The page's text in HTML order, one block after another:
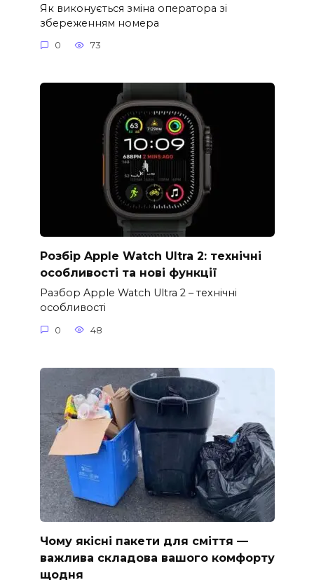
Як виконується зміна оператора зі
збереженням номера
0 73
Розбір Apple Watch Ultra 2: технічні
особливості та нові функції
Разбор Apple Watch Ultra 2 – технічні
особливості
0 48
Чому якісні пакети для сміття —
важлива складова вашого комфорту
щодня